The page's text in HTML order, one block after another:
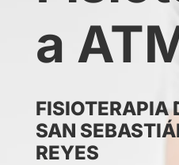
a
FISIOTERAPIA
SAN
REYES